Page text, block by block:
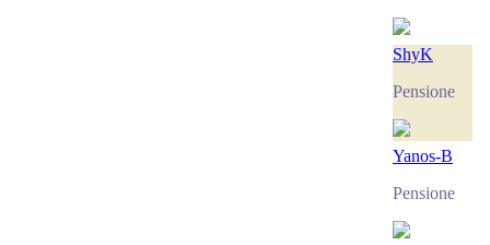
ShyK
Pensione
Yanos-B
Pensione